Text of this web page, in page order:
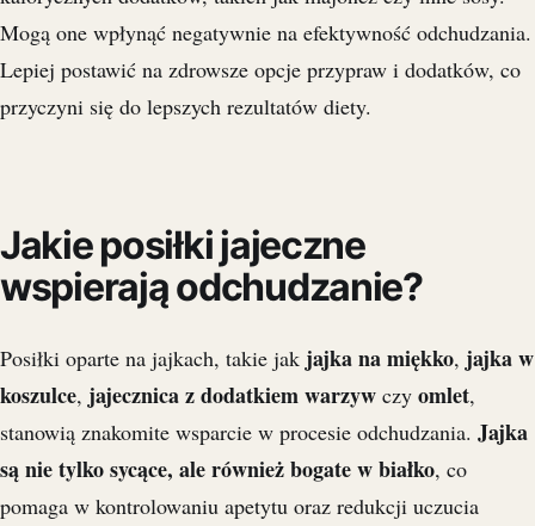
Mogą one wpłynąć negatywnie na efektywność odchudzania.
Lepiej postawić na zdrowsze opcje przypraw i dodatków, co
przyczyni się do lepszych rezultatów diety.
Jakie posiłki jajeczne
wspierają odchudzanie?
Posiłki oparte na jajkach, takie jak jajka na miękko, jajka w
koszulce, jajecznica z dodatkiem warzyw czy omlet,
stanowią znakomite wsparcie w procesie odchudzania. Jajka
są nie tylko sycące, ale również bogate w białko, co
pomaga w kontrolowaniu apetytu oraz redukcji uczucia